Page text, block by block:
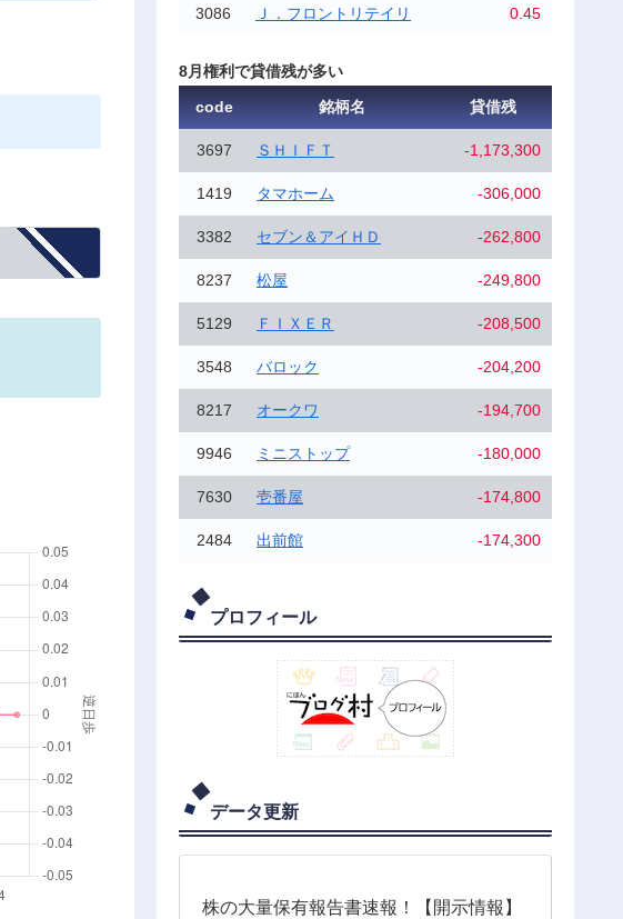
3086 Ｊ．フロントリテイリ 0.45
8月権利で貸借残が多い
code
銘柄名 貸借残
3697 ＳＨＩＦＴ -1,173,300
1419 タマホーム -306,000
3382 セブン＆アイＨＤ -262,800
8237 松屋 -249,800
5129 ＦＩＸＥＲ -208,500
3548 バロック -204,200
8217 オークワ -194,700
9946 ミニストップ -180,000
7630 壱番屋 -174,800
2484 出前館 -174,300
プロフィール
データ更新
株の大量保有報告書速報！【開示情報】